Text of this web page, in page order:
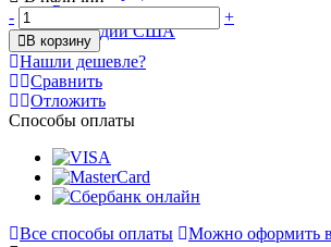
-
+
В корзину
Нашли дешевле?
Сравнить
Отложить
Способы оплаты
Все способы оплаты
Можно оформить